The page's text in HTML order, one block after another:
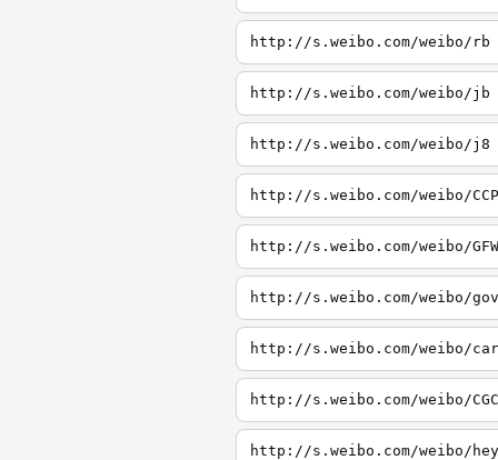
http://s.weibo.com/weibo/rb
http://s.weibo.com/weibo/jb
http://s.weibo.com/weibo/j8
http://s.weibo.com/weibo/CCP
http://s.weibo.com/weibo/GFW
http://s.weibo.com/weibo/gov
http://s.weibo.com/weibo/car
http://s.weibo.com/weibo/CGC
http://s.weibo.com/weibo/hey